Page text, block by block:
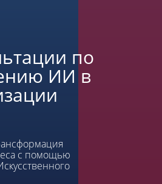
по
ИИ в
с помощью